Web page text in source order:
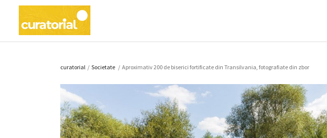
curatorial / Societate / Aproximativ 200 de biserici fortificate din Transilvania, fotografiate din zbor